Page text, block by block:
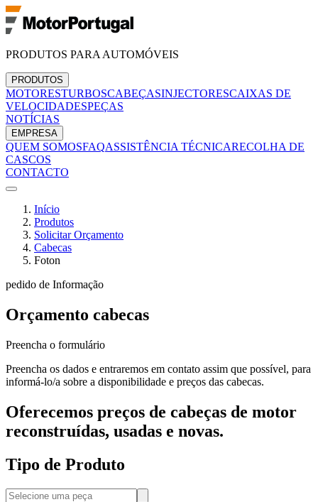
PRODUTOS PARA AUTOMÓVEIS
PRODUTOS
MOTORESTURBOSCABEÇASINJECTORESCAIXAS DE
VELOCIDADESPEÇAS
NOTÍCIAS
EMPRESA
QUEM SOMOSFAQASSISTÊNCIA TÉCNICARECOLHA DE
CASCOS
CONTACTO
Início
Produtos
Solicitar Orçamento
Cabecas
Foton
pedido de Informação
Orçamento cabecas
Preencha o formulário
Preencha os dados e entraremos em contato assim que possível, para
informá-lo/a sobre a disponibilidade e preços das cabecas.
Oferecemos preços de cabeças de motor
reconstruídas, usadas e novas.
Tipo de Produto